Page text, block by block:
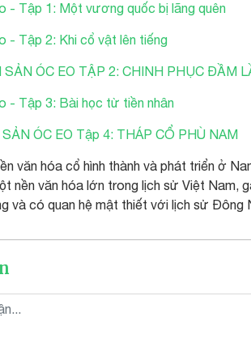
- Tập 1: Một vương quốc bị lãng quên
- Tập 2: Khi cổ vật lên tiếng
SẢN ÓC EO TẬP 2: CHINH PHỤC ĐẦM
- Tập 3: Bài học từ tiền nhân
ÓC EO Tập 4: THÁP CỔ PHÙ NAM
văn hóa cổ hình thành và phát triển ở
nền văn hóa lớn trong lịch sử Việt Nam,
và có quan hệ mật thiết với lịch sử Đông